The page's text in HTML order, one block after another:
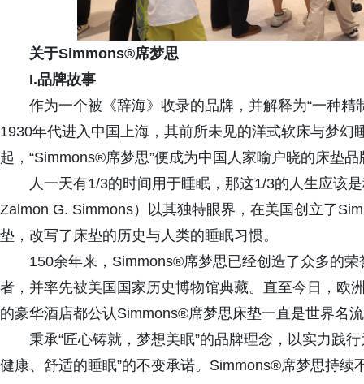
关于Simmons®席梦思
I.品牌故事
作为一个被《辞海》收录的品牌，并解释为“一种
1930年代进入中国上海，其前所未见的洋式软床与梦幻
起，“Simmons®席梦思”便成为中国人家喻户晓的床垫品
人一天有1/3的时间用于睡眠，那这1/3的人生应该
Zalmon G. Simmons）以其独特眼界，在美国创立了
垫，改写了床垫的历史与人类的睡眠习惯。
150余年来，Simmons®席梦思已经创造了众多的
者，并率先被美国国家历史博物馆典藏。直至今日，欧
的豪华酒店都公认Simmons®席梦思床垫一直是世界名
秉承“匠心铸就，梦想美眠”的品牌理念，以实力践
健康、舒适的睡眠”的不变承诺。Simmons®席梦思持